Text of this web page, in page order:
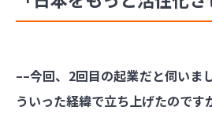
––今回、2回目の起業だと伺いま
ういった経緯で立ち上げたのです